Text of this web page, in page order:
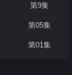
第9集
第05集
第01集